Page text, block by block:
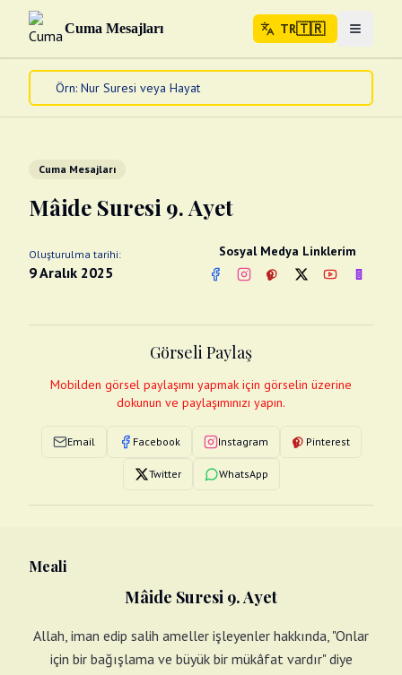
Cuma Mesajları TR🇹🇷 Menuyu
Ana Sayfa
Diğer
Abdest Videoları
Fotograflar
Cuma Mesajları
Mâide Suresi 9. Ayet
Oluşturulma tarihi:
9 Aralık 2025
Sosyal Medya Linklerim
FacebookInstagram
PinterestTwitterYouTube
Görseli Paylaş
Mobilden görsel paylaşımı yapmak için görselin üzerine
dokunun ve paylaşımınızı yapın.
Email Facebook Instagram Pinterest
Twitter WhatsApp
Meali
Mâide Suresi 9. Ayet
Allah, iman edip salih ameller işleyenler hakkında, "Onlar
için bir bağışlama ve büyük bir mükâfat vardır" diye